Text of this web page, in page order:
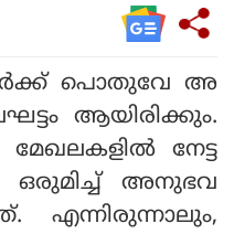
പൊതുവേ അ
ആയിരിക്കും.
മേഖലകളില്‍ നേട്ട
ഒരുമിച്ച് അനുഭവ
എന്നിരുന്നാലും,